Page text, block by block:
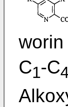
worin
C1-C